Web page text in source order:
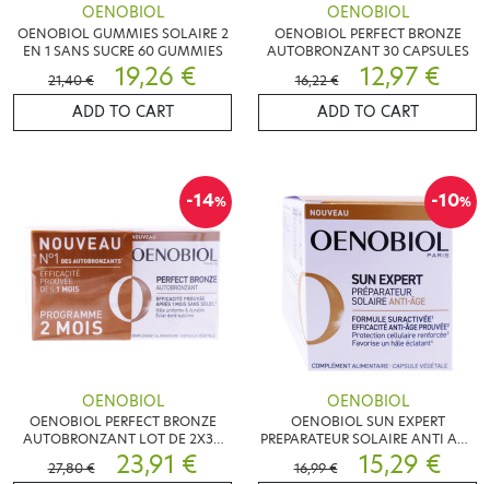
OENOBIOL
OENOBIOL GUMMIES SOLAIRE 2
EN 1 SANS SUCRE 60 GUMMIES
21,40 €
19,26 €
ADD TO CART
OENOBIOL
OENOBIOL PERFECT BRONZE
AUTOBRONZANT 30 CAPSULES
16,22 €
12,97 €
ADD TO CART
-14%
OENOBIOL
OENOBIOL PERFECT BRONZE
AUTOBRONZANT LOT DE 2X30
CAPSULES
27,80 € 23,91 €
-10%
OENOBIOL
OENOBIOL SUN EXPERT
PREPARATEUR SOLAIRE ANTI AGE
30 CAPSULES
16,99 € 15,29 €